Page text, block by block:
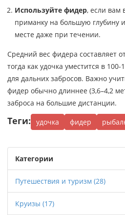
Используйте фидер, если вам
приманку на большую глубину
месте даже при течении.
Средний вес фидера составляет
тогда как удочка уместится в
для дальних забросов. Важно
фидер обычно длиннее (3,6–4,2
заброса на большие дистанции.
Теги: удочка фидер
Категории
Путешествия и туризм (28)
Круизы (17)